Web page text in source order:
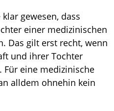
gewesen, dass
einer medizinischen
Das gilt erst recht, wenn
und ihrer Tochter
eine medizinische
alldem ohnehin kein